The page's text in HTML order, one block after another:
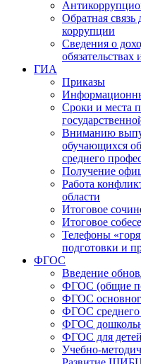
Обратная
коррупции
Сведения о
ГИА
Приказы
Сроки и места
Вниманию
обучающихся
среднего
Получение
Работа
области
Итоговое
Итоговое
Телефоны
подготовки и
ФГОС
Введение
ФГОС (общие
ФГОС
ФГОС среднего
ФГОС
ФГОС для
Учебно-